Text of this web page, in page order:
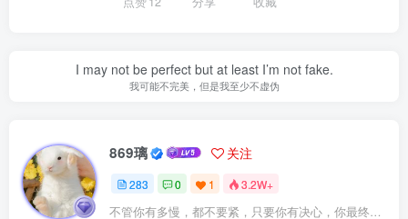
I may not be perfect but at least I’m not fake.
我可能不完美，但是我至少不虚伪
869璃 关注
283 0 1 3.2W+
不管你有多慢，都不要紧，只要你有决心，你最终都会到达想去的地方